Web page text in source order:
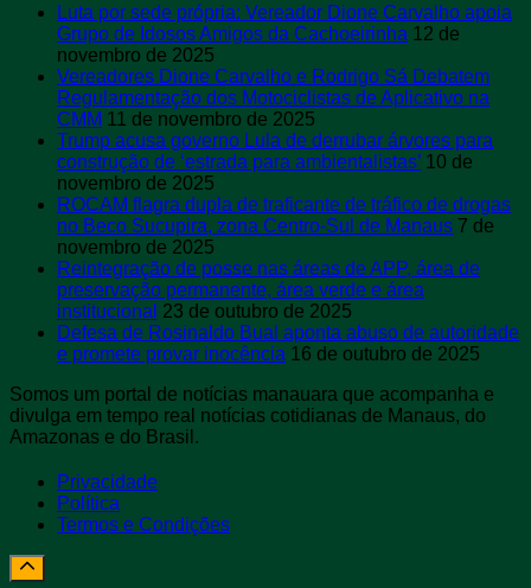
Luta por sede própria: Vereador Dione Carvalho apoia
Grupo de Idosos Amigos da Cachoeirinha 12 de
novembro de 2025
Vereadores Dione Carvalho e Rodrigo Sá Debatem
Regulamentação dos Motociclistas de Aplicativo na
CMM 11 de novembro de 2025
Trump acusa governo Lula de derrubar árvores para
construção de ‘estrada para ambientalistas’ 10 de
novembro de 2025
ROCAM flagra dupla de traficante de tráfico de drogas
no Beco Sucupira, zona Centro-Sul de Manaus 7 de
novembro de 2025
Reintegração de posse nas áreas de APP, área de
preservação permanente, área verde e área
institucional 23 de outubro de 2025
Defesa de Rosinaldo Bual aponta abuso de autoridade
e promete provar inocência 16 de outubro de 2025
Somos um portal de notícias manauara que acompanha e
divulga em tempo real notícias cotidianas de Manaus, do
Amazonas e do Brasil.
Privacidade
Política
Termos e Condições